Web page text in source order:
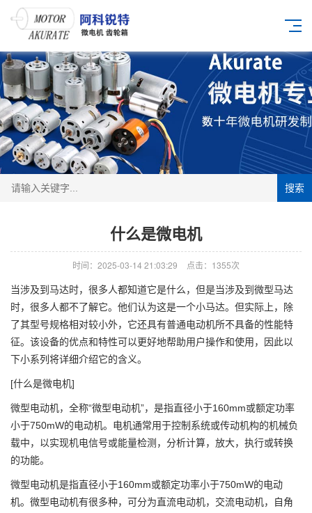
搜索
什么是微电机
时间：2025-03-14 21:03:29 点击：1355次
当涉及到马达时，很多人都知道它是什么，但是当涉及到微型马达
时，很多人都不了解它。他们认为这是一个小马达。但实际上，除
了其型号规格相对较小外，它还具有普通电动机所不具备的性能特
征。该设备的优点和特性可以更好地帮助用户操作和使用，因此以
下小系列将详细介绍它的含义。
[什么是微电机]
微型电动机，全称“微型电动机”，是指直径小于160mm或额定功率
小于750mW的电动机。电机通常用于控制系统或传动机构的机械负
载中，以实现机电信号或能量检测，分析计算，放大，执行或转换
的功能。
微型电动机是指直径小于160mm或额定功率小于750mW的电动
机。微型电动机有很多种，可分为直流电动机，交流电动机，自角